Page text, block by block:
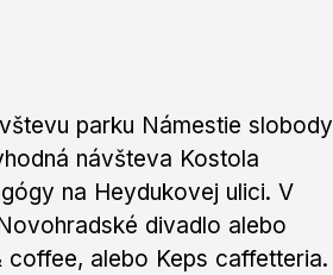
parku Námestie slobody
návšteva Kostola
na Heydukovej ulici. V
divadlo alebo
coffee, alebo Keps caffetteria.